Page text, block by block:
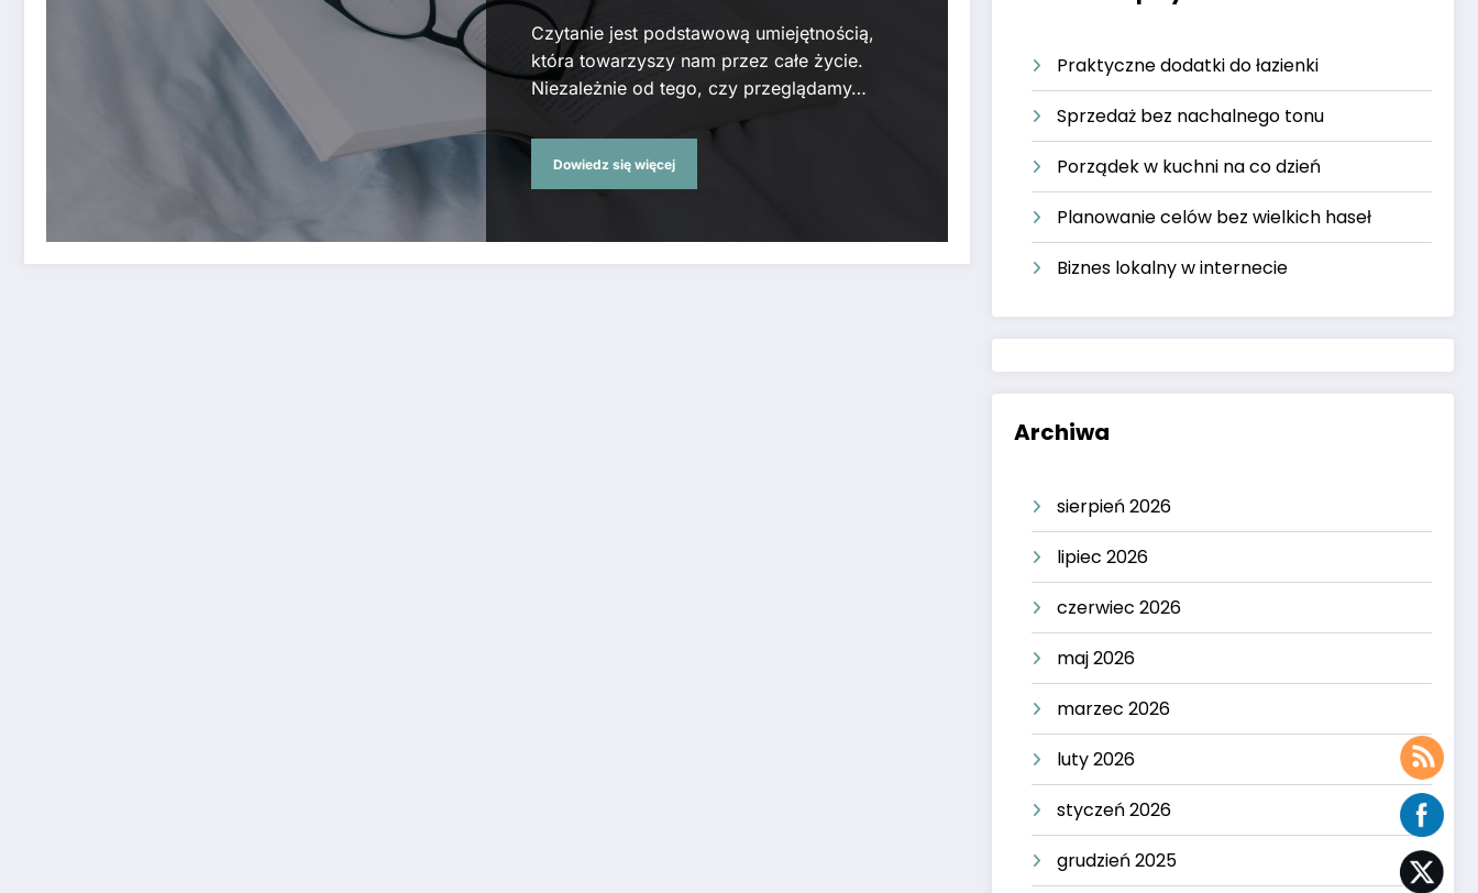
Czytanie jest podstawową umiejętnością,
która towarzyszy nam przez całe życie.
Niezależnie od tego, czy przeglądamy…
Dowiedz się więcej
Praktyczne dodatki do łazienki
Sprzedaż bez nachalnego tonu
Porządek w kuchni na co dzień
Planowanie celów bez wielkich haseł
Biznes lokalny w internecie
Archiwa
sierpień 2026
lipiec 2026
czerwiec 2026
maj 2026
marzec 2026
luty 2026
styczeń 2026
grudzień 2025